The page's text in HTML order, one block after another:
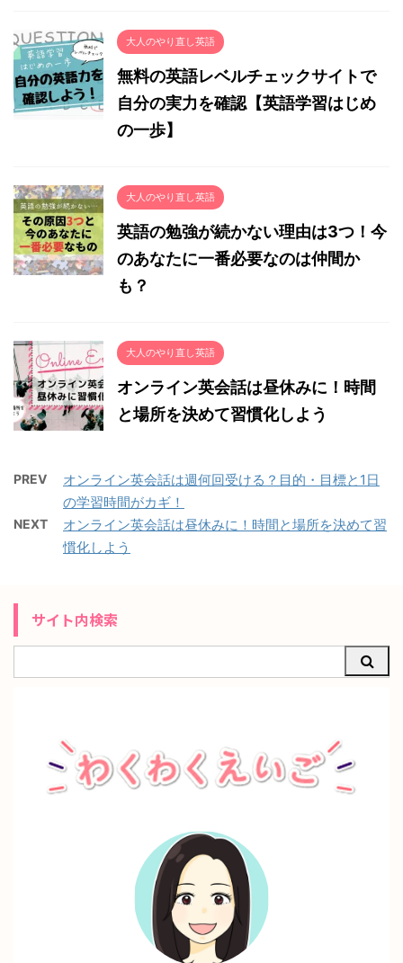
大人のやり直し英語
無料の英語レベルチェックサイトで
自分の実力を確認【英語学習はじめ
の一歩】
大人のやり直し英語
英語の勉強が続かない理由は3つ！今
のあなたに一番必要なのは仲間か
も？
大人のやり直し英語
オンライン英会話は昼休みに！時間
と場所を決めて習慣化しよう
PREV
オンライン英会話は週何回受ける？目的・目標と1日
の学習時間がカギ！
NEXT
オンライン英会話は昼休みに！時間と場所を決めて習
慣化しよう
サイト内検索